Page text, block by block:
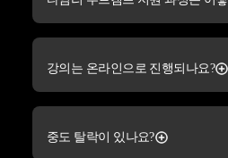
강의는 온라인으로 진행되나요?
중도 탈락이 있나요?